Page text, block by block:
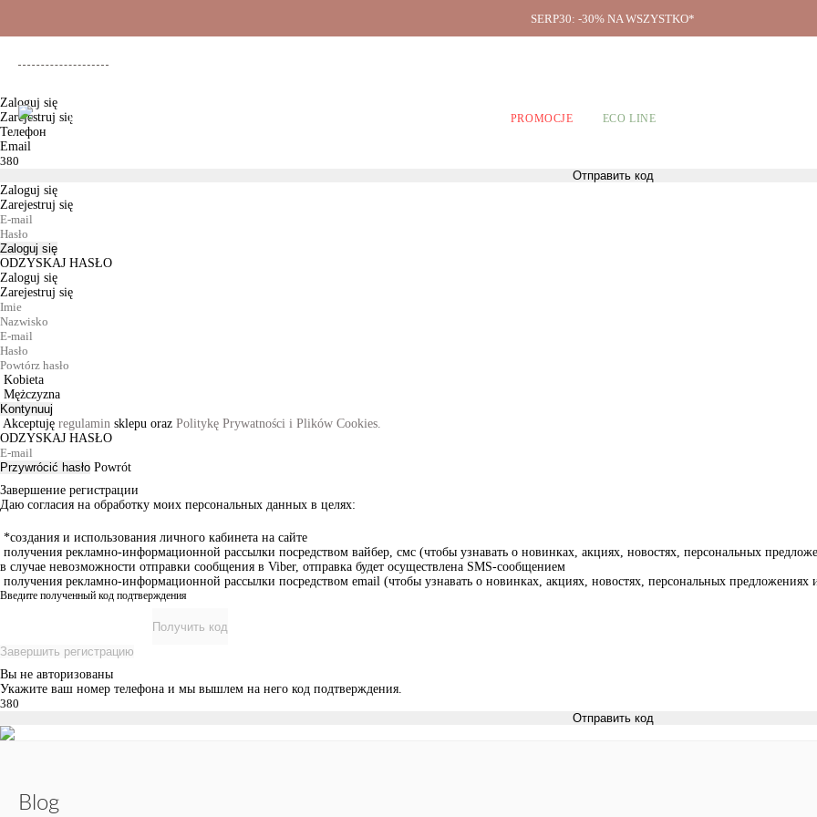
SERP30: -30% NA WSZYSTKO*
KOBIETY PROMOCJE ECO LINE
Zaloguj się
Zarejestruj się
Телефон
Email
Отправить код
Zaloguj się
Zarejestruj się
Zaloguj się
ODZYSKAJ HASŁO
Zaloguj się
Zarejestruj się
Kobieta
Mężczyzna
Kontynuuj
Akceptuję regulamin sklepu oraz Politykę Prywatności i Plików Cookies.
ODZYSKAJ HASŁO
Przywrócić hasło Powrót
Завершение регистрации
Даю согласия на обработку моих персональных данных в целях:
*создания и использования личного кабинета на сайте
получения рекламно-информационной рассылки посредством вайбер, смс (чтобы узнавать о новинках, акциях, новостях, персональных
в случае невозможности отправки сообщения в Viber, отправка будет осуществлена SMS-сообщением
получения рекламно-информационной рассылки посредством email (чтобы узнавать о новинках, акциях, новостях, персональных предложениях
Введите полученный код подтверждения
Получить код
Завершить регистрацию
Вы не авторизованы
Укажите ваш номер телефона и мы вышлем на него код подтверждения.
Отправить код
Blog